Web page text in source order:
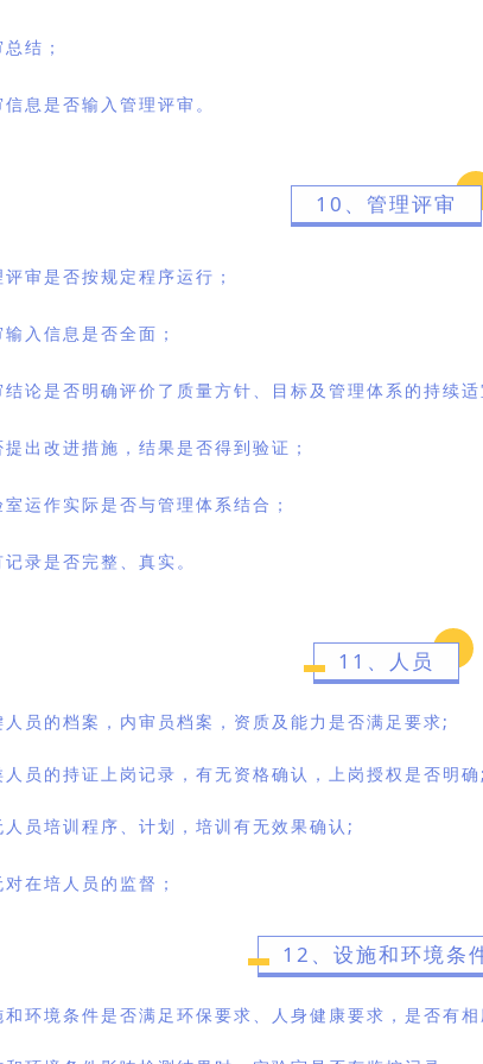
结；
信息是否输入管理评审。
10、管理评审
评审是否按规定程序运行；
入信息是否全面；
结论是否明确评价了质量方针、目标及管理体系的持续适
提出改进措施，结果是否得到验证；
室运作实际是否与管理体系结合；
记录是否完整、真实。
11、人员
人员的档案，内审员档案，资质及能力是否满足要求;
人员的持证上岗记录，有无资格确认，上岗授权是否明确
人员培训程序、计划，培训有无效果确认;
在培人员的监督；
12、设施和环境条
和环境条件是否满足环保要求、人身健康要求，是否有